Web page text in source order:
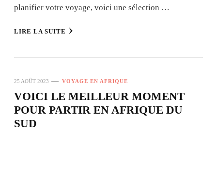
planifier votre voyage, voici une sélection …
LIRE LA SUITE
25 AOÛT 2023 VOYAGE EN AFRIQUE
VOICI LE MEILLEUR MOMENT
POUR PARTIR EN AFRIQUE DU
SUD